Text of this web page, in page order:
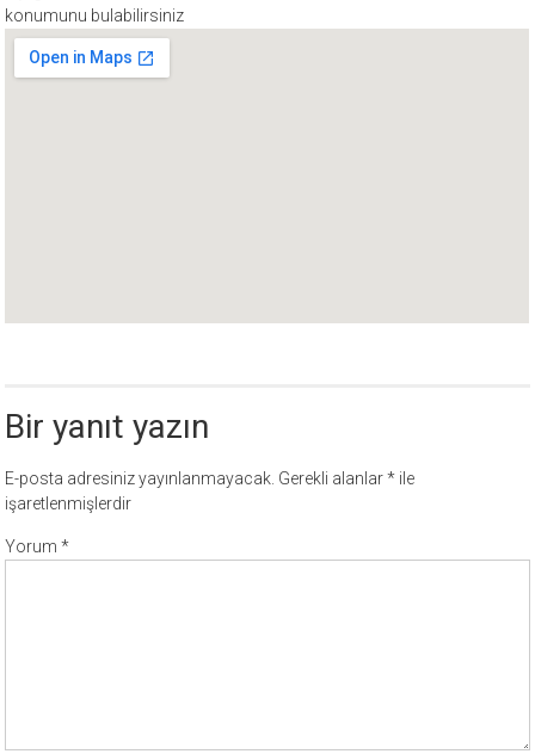
konumunu bulabilirsiniz
Bir yanıt yazın
E-posta adresiniz yayınlanmayacak. Gerekli alanlar* ile
işaretlenmişlerdir
Yorum*